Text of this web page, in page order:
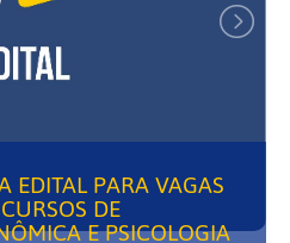
PARA VAGAS
DE
E PSICOLOGIA